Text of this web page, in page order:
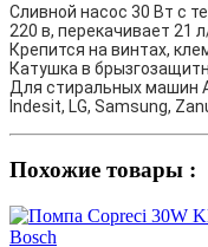
Сливной насос 30 Вт с
220 в, перекачивает 21
Крепится на винтах,
Катушка в
Для стиральных машин
Indesit, LG, Samsung,
Похожие товары :